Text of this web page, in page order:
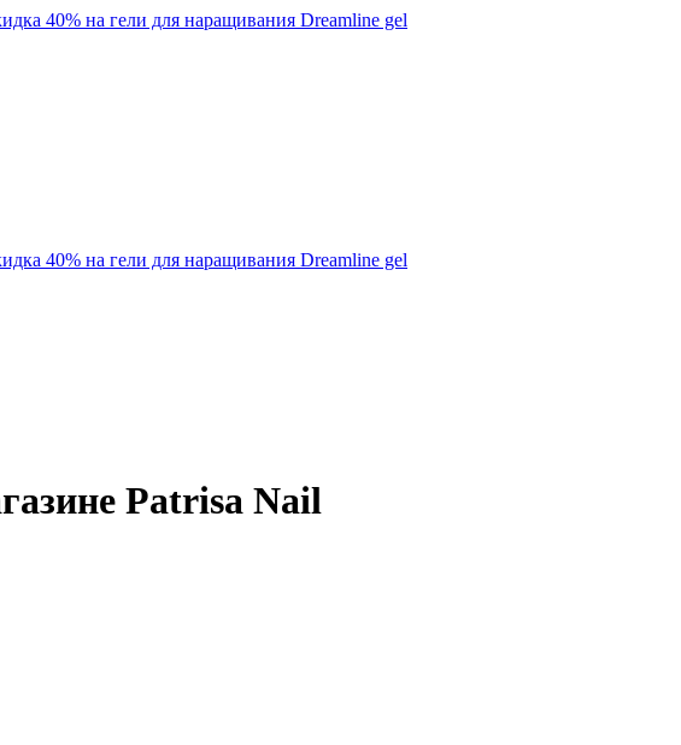
40% на гели для наращивания Dreamline gel
40% на гели для наращивания Dreamline gel
Patrisa Nail